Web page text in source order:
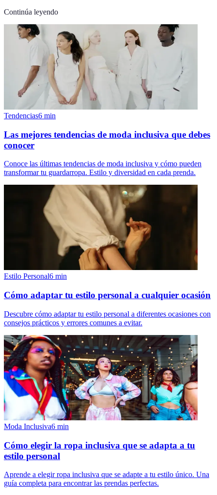
Continúa leyendo
Tendencias6 min
Las mejores tendencias de moda inclusiva que debes
conocer
Conoce las últimas tendencias de moda inclusiva y cómo pueden
transformar tu guardarropa. Estilo y diversidad en cada prenda.
Estilo Personal6 min
Cómo adaptar tu estilo personal a cualquier ocasión
Descubre cómo adaptar tu estilo personal a diferentes ocasiones con
consejos prácticos y errores comunes a evitar.
Moda Inclusiva6 min
Cómo elegir la ropa inclusiva que se adapta a tu
estilo personal
Aprende a elegir ropa inclusiva que se adapte a tu estilo único. Una
guía completa para encontrar las prendas perfectas.